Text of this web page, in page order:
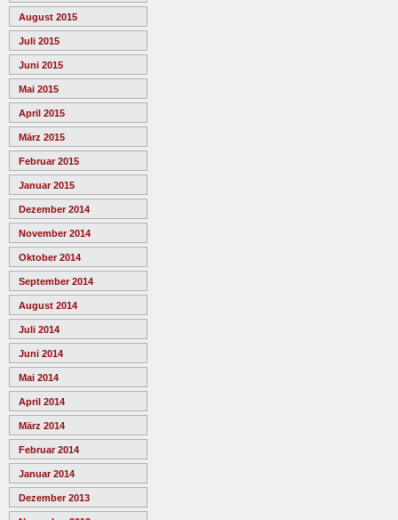
August 2015
Juli 2015
Juni 2015
Mai 2015
April 2015
März 2015
Februar 2015
Januar 2015
Dezember 2014
November 2014
Oktober 2014
September 2014
August 2014
Juli 2014
Juni 2014
Mai 2014
April 2014
März 2014
Februar 2014
Januar 2014
Dezember 2013